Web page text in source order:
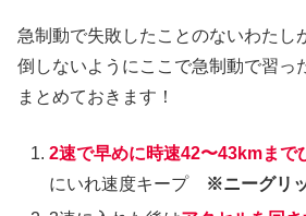
急制動で失敗したことのないわたし
倒しないようにここで急制動で習っ
まとめておきます！
2速で早めに時速42〜43kmまで
にいれ速度キープ
※ニーグリ